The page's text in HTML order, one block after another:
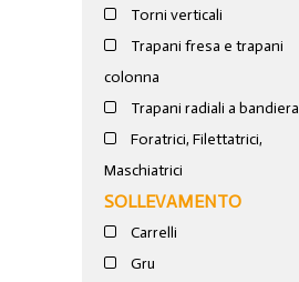
Torni verticali
Trapani fresa e trapani
colonna
Trapani radiali a bandiera
Foratrici, Filettatrici,
Maschiatrici
SOLLEVAMENTO
Carrelli
Gru